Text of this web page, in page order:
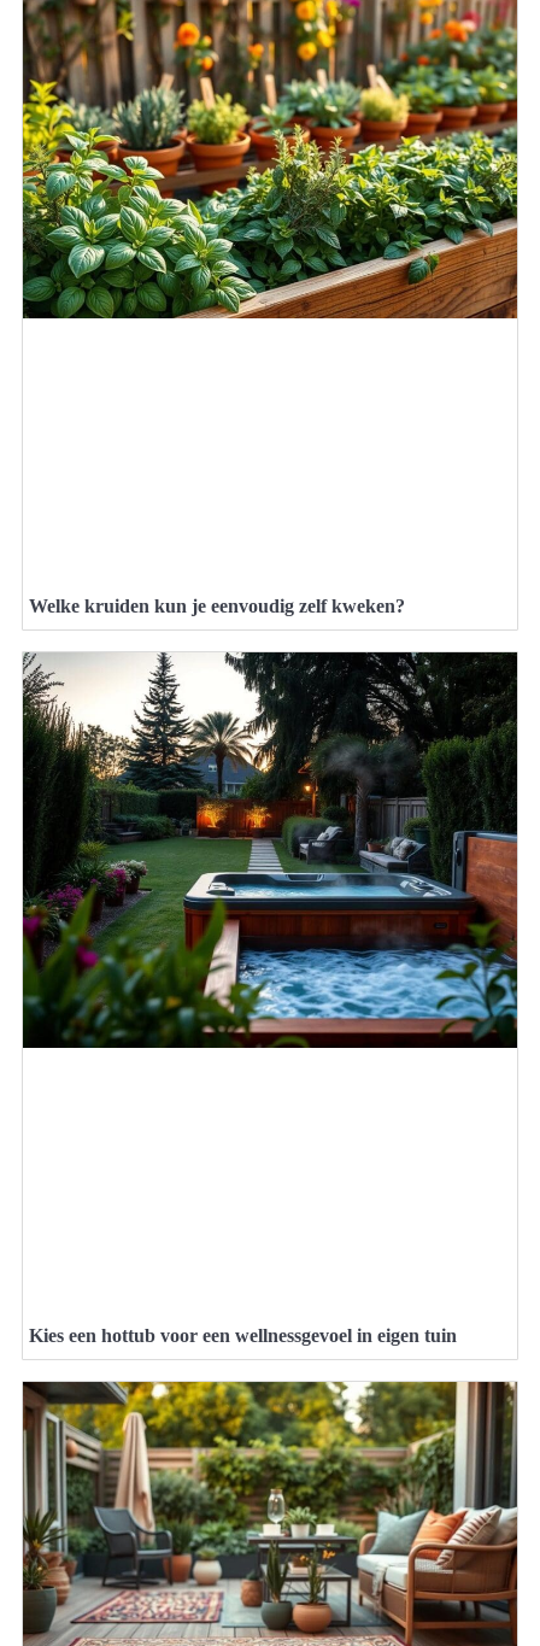
Welke kruiden kun je eenvoudig zelf kweken?
Kies een hottub voor een wellnessgevoel in eigen tuin